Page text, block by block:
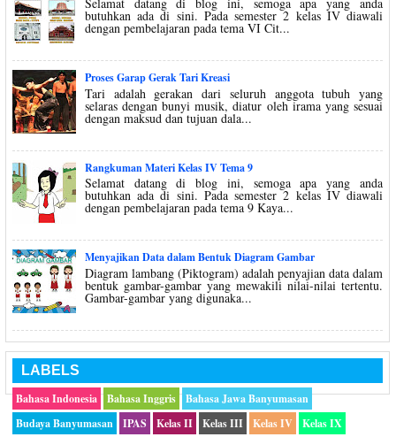
butuhkan ada di sini. Pada semester 2 kelas IV diawali
dengan pembelajaran pada tema VI Cit...
Proses Garap Gerak Tari Kreasi
Tari adalah gerakan dari seluruh anggota tubuh yang
selaras dengan bunyi musik, diatur oleh irama yang sesuai
dengan maksud dan tujuan dala...
Rangkuman Materi Kelas IV Tema 9
Selamat datang di blog ini, semoga apa yang anda
butuhkan ada di sini. Pada semester 2 kelas IV diawali
dengan pembelajaran pada tema 9 Kaya...
Menyajikan Data dalam Bentuk Diagram Gambar
Diagram lambang (Piktogram) adalah penyajian data dalam
bentuk gambar-gambar yang mewakili nilai-nilai tertentu.
Gambar-gambar yang digunaka...
LABELS
Bahasa Indonesia
Bahasa Inggris
Bahasa Jawa Banyumasan
Budaya Banyumasan
IPAS Kelas II Kelas III Kelas IV Kelas IX